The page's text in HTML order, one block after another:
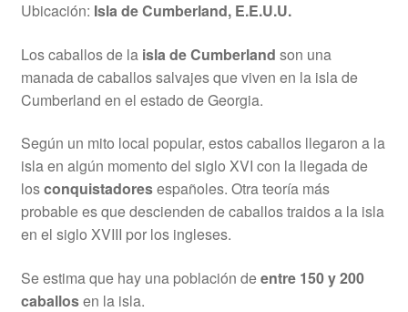
Ubicación: Isla de Cumberland, E.E.U.U.
Los caballos de la isla de Cumberland son una
manada de caballos salvajes que viven en la isla de
Cumberland en el estado de Georgia.
Según un mito local popular, estos caballos llegaron a la
isla en algún momento del siglo XVI con la llegada de
losconquistadoresespañoles. Otra teoría más
probable es que descienden de caballos traidos a la isla
en el siglo XVIII por los ingleses.
Se estima que hay una población deentre 150 y 200
caballosen la isla.